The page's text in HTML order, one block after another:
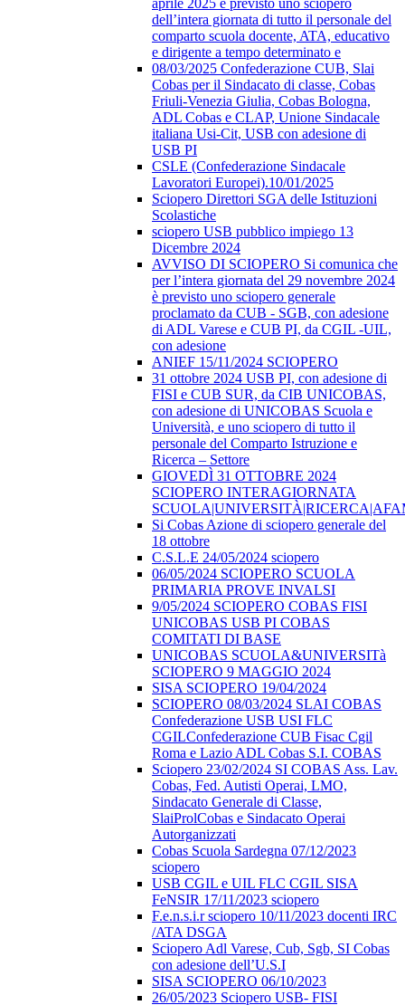
aprile 2025 è previsto uno sciopero
dell’intera giornata di tutto il personale del
comparto scuola docente, ATA, educativo
e dirigente a tempo determinato e
08/03/2025 Confederazione CUB, Slai
Cobas per il Sindacato di classe, Cobas
Friuli-Venezia Giulia, Cobas Bologna,
ADL Cobas e CLAP, Unione Sindacale
italiana Usi-Cit, USB con adesione di
USB PI
CSLE (Confederazione Sindacale
Lavoratori Europei).10/01/2025
Sciopero Direttori SGA delle Istituzioni
Scolastiche
sciopero USB pubblico impiego 13
Dicembre 2024
AVVISO DI SCIOPERO Si comunica che
per l’intera giornata del 29 novembre 2024
è previsto uno sciopero generale
proclamato da CUB - SGB, con adesione
di ADL Varese e CUB PI, da CGIL -UIL,
con adesione
ANIEF 15/11/2024 SCIOPERO
31 ottobre 2024 USB PI, con adesione di
FISI e CUB SUR, da CIB UNICOBAS,
con adesione di UNICOBAS Scuola e
Università, e uno sciopero di tutto il
personale del Comparto Istruzione e
Ricerca – Settore
GIOVEDÌ 31 OTTOBRE 2024
SCIOPERO INTERAGIORNATA
Si Cobas Azione di sciopero generale del
18 ottobre
C.S.L.E 24/05/2024 sciopero
06/05/2024 SCIOPERO SCUOLA
PRIMARIA PROVE INVALSI
9/05/2024 SCIOPERO COBAS FISI
UNICOBAS USB PI COBAS
COMITATI DI BASE
UNICOBAS SCUOLA&UNIVERSITà
SCIOPERO 9 MAGGIO 2024
SISA SCIOPERO 19/04/2024
SCIOPERO 08/03/2024 SLAI COBAS
Confederazione USB USI FLC
CGILConfederazione CUB Fisac Cgil
Roma e Lazio ADL Cobas S.I. COBAS
Sciopero 23/02/2024 SI COBAS Ass. Lav.
Cobas, Fed. Autisti Operai, LMO,
Sindacato Generale di Classe,
SlaiProlCobas e Sindacato Operai
Autorganizzati
Cobas Scuola Sardegna 07/12/2023
sciopero
USB CGIL e UIL FLC CGIL SISA
FeNSIR 17/11/2023 sciopero
F.e.n.s.i.r sciopero 10/11/2023 docenti IRC
/ATA DSGA
Sciopero Adl Varese, Cub, Sgb, SI Cobas
con adesione dell’U.S.I
SISA SCIOPERO 06/10/2023
26/05/2023 Sciopero USB- FISI